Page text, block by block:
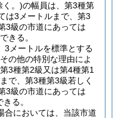
く。)の幅員は、第3種第
は3メートルまで、第3
3級の市道にあっては
きる。
3メートルを標準とする
の他の特別な理由によ
3種第2級又は第4種第1
で、第3種第3級若しく
3級の市道にあっては
る。
合においては、当該市道